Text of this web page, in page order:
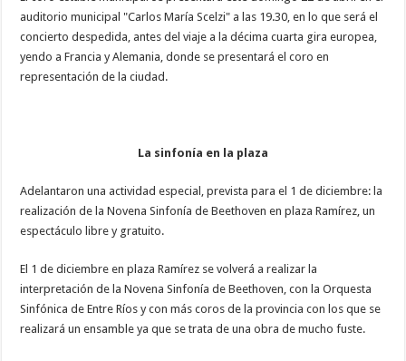
auditorio municipal "Carlos María Scelzi" a las 19.30, en lo que será el
concierto despedida, antes del viaje a la décima cuarta gira europea,
yendo a Francia y Alemania, donde se presentará el coro en
representación de la ciudad.
La sinfonía en la plaza
Adelantaron una actividad especial, prevista para el 1 de diciembre: la
realización de la Novena Sinfonía de Beethoven en plaza Ramírez, un
espectáculo libre y gratuito.
El 1 de diciembre en plaza Ramírez se volverá a realizar la
interpretación de la Novena Sinfonía de Beethoven, con la Orquesta
Sinfónica de Entre Ríos y con más coros de la provincia con los que se
realizará un ensamble ya que se trata de una obra de mucho fuste.